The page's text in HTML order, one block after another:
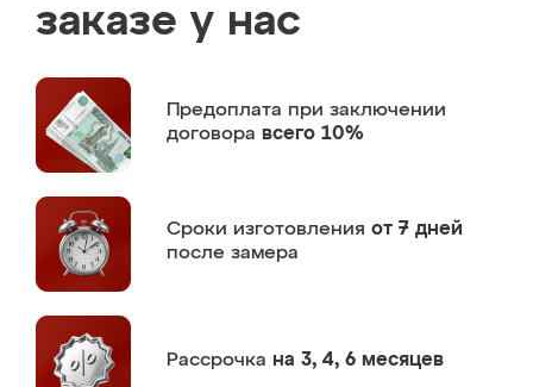
заказе у нас
Предоплата при заключении
договора всего 10%
Сроки изготовления от 7 дней
после замера
Рассрочка на 3, 4, 6 месяцев